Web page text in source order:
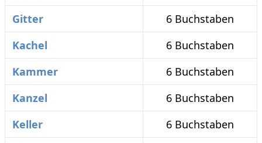
Gitter
6 Buchstaben
Kachel
6 Buchstaben
Kammer
6 Buchstaben
Kanzel
6 Buchstaben
Keller
6 Buchstaben